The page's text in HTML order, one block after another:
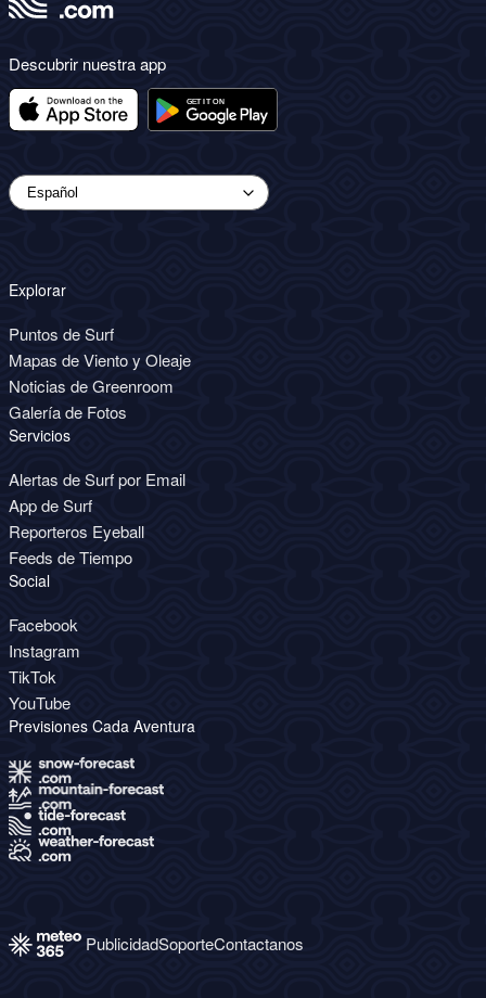
Descubrir nuestra app
Explorar
Puntos de Surf
Mapas de Viento y Oleaje
Noticias de Greenroom
Galería de Fotos
Servicios
Alertas de Surf por Email
App de Surf
Reporteros Eyeball
Feeds de Tiempo
Social
Facebook
Instagram
TikTok
YouTube
Previsiones Cada Aventura
PublicidadSoporteContactanos